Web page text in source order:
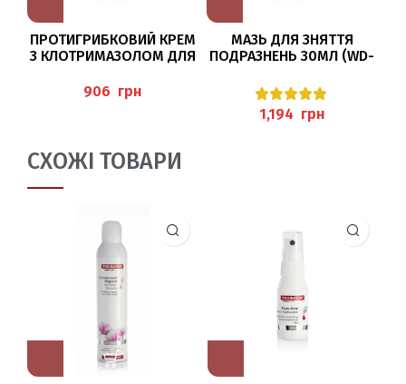
ПРОТИГРИБКОВИЙ КРЕМ
З КЛОТРИМАЗОЛОМ ДЛЯ
(HAUTSCHUTZ-CREME)
PEDIBAEHR
грн
МАЗЬ ДЛЯ ЗНЯТТЯ
ПОДРАЗНЕНЬ 30МЛ (WD-
грн
СХОЖІ ТОВАРИ